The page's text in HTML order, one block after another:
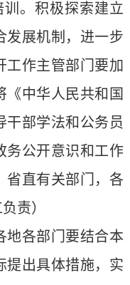
。积极探索建立
发展机制，进一步
工作主管部门要加
《中华人民共和国
干部学法和公务员
务公开意识和工作
省直有关部门，各
责）
地各部门要结合本
提出具体措施，实